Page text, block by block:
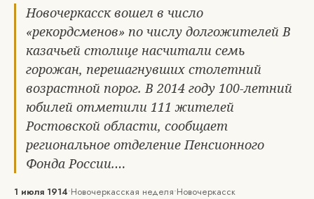
Новочеркасск вошел в число
«рекордсменов» по числу долгожителей В
казачьей столице насчитали семь
горожан, перешагнувших столетний
возрастной порог. В 2014 году 100-летний
юбилей отметили 111 жителей
Ростовской области, сообщает
региональное отделение Пенсионного
Фонда России.…
1 июля 1914•Новочеркасская неделя•Новочеркасск